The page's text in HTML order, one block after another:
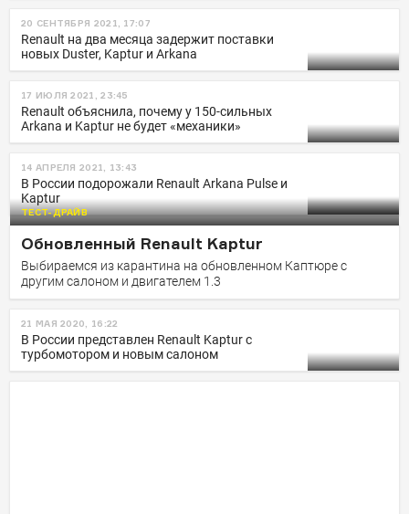
20 СЕНТЯБРЯ 2021, 17:07
Renault на два месяца задержит поставки
новых Duster, Kaptur и Arkana
17 ИЮЛЯ 2021, 23:45
Renault объяснила, почему у 150-сильных
Arkana и Kaptur не будет «механики»
14 АПРЕЛЯ 2021, 13:43
В России подорожали Renault Arkana Pulse и
Kaptur
ТЕСТ-ДРАЙВ
Обновленный Renault Kaptur
Выбираемся из карантина на обновленном Каптюре с
другим салоном и двигателем 1.3
21 МАЯ 2020, 16:22
В России представлен Renault Kaptur с
турбомотором и новым салоном